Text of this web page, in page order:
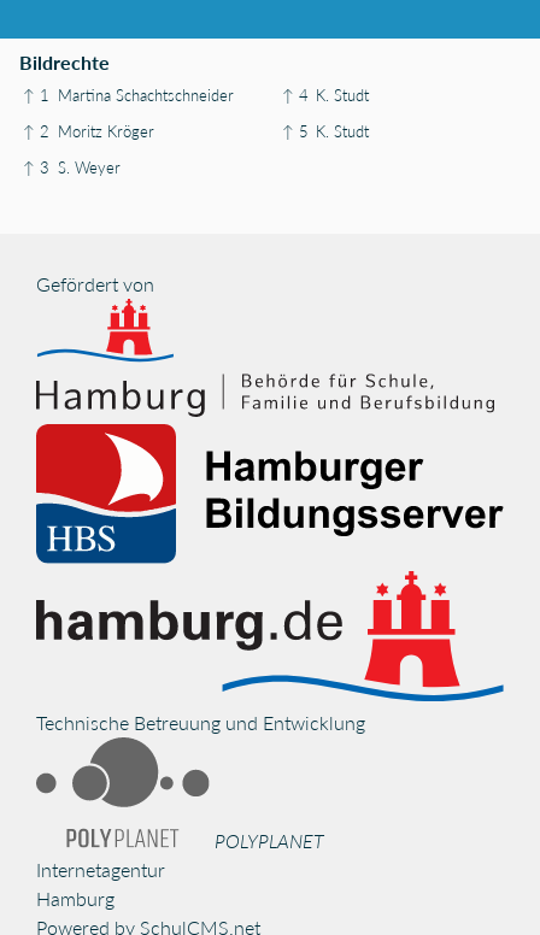
Bildrechte
↑ 1 Martina Schachtschneider
↑ 2 Moritz Kröger
↑ 3 S. Weyer
↑ 4 K. Studt
↑ 5 K. Studt
Gefördert von
Technische Betreuung und Entwicklung
POLYPLANET
Internetagentur
Hamburg
Powered by SchulCMS.net